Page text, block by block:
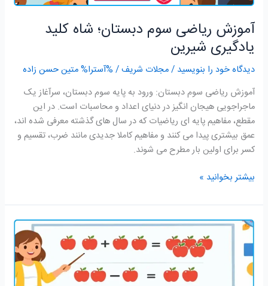
آموزش ریاضی سوم دبستان؛ شاه کلید
یادگیری شیرین
دیدگاه‌ خود را بنویسید /مجلات شریف/ %آسترا%متین حسن زاده
آموزش ریاضی سوم دبستان: ورود به پایه سوم دبستان، سرآغاز یک
ماجراجویی هیجان انگیز در دنیای اعداد و محاسبات است. در این
مقطع، مفاهیم پایه ای ریاضیات که در سال های گذشته معرفی شده اند،
عمق بیشتری پیدا می کنند و مفاهیم کاملا جدیدی مانند ضرب، تقسیم و
کسر برای اولین بار مطرح می شوند.
بیشتر بخوانید »
آموزش
ریاضی
دوم
دبستان؛